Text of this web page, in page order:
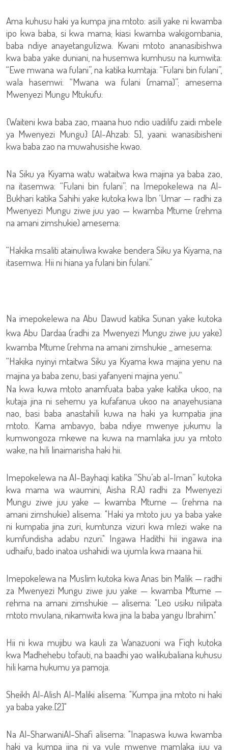
Ama kuhusu haki ya kumpa jina mtoto: asili yake ni kwamba
ipo kwa baba, si kwa mama; kiasi kwamba wakigombania,
baba ndiye anayetangulizwa. Kwani mtoto ananasibishwa
kwa baba yake duniani, na husemwa kumhusu na kumwita:
“Ewe mwana wa fulani”, na katika kumtaja: “Fulani bin fulani”,
wala hasemwi: “Mwana wa fulani (mama)”; amesema
Mwenyezi Mungu Mtukufu:
{Waiteni kwa baba zao, maana huo ndio uadilifu zaidi mbele
ya Mwenyezi Mungu} [Al-Ahzab: 5], yaani: wanasibisheni
kwa baba zao na muwahusishe kwao.
Na Siku ya Kiyama watu wataitwa kwa majina ya baba zao,
na itasemwa: “Fulani bin fulani”; na Imepokelewa na Al-
Bukhari katika Sahihi yake kutoka kwa Ibn ‘Umar — radhi za
Mwenyezi Mungu ziwe juu yao — kwamba Mtume (rehma
na amani zimshukie) amesema:
“Hakika msaliti atainuliwa kwake bendera Siku ya Kiyama, na
itasemwa: Hii ni hiana ya fulani bin fulani.”
Na imepokelewa na Abu Dawud katika Sunan yake kutoka
kwa Abu Dardaa (radhi za Mwenyezi Mungu ziwe juu yake)
kwamba Mtume (rehma na amani zimshukie _ amesema:
“Hakika nyinyi mtaitwa Siku ya Kiyama kwa majina yenu na
majina ya baba zenu, basi yafanyeni majina yenu.”
Na kwa kuwa mtoto anamfuata baba yake katika ukoo, na
kutaja jina ni sehemu ya kufafanua ukoo na anayehusiana
nao, basi baba anastahili kuwa na haki ya kumpatia jina
mtoto. Kama ambavyo, baba ndiye mwenye jukumu la
kumwongoza mkewe na kuwa na mamlaka juu ya mtoto
wake, na hili linaimarisha haki hii.
Imepokelewa na Al-Bayhaqi katika “Shu’ab al-Iman” kutoka
kwa mama wa waumini, Aisha R.A) radhi za Mwenyezi
Mungu ziwe juu yake — kwamba Mtume — (rehma na
amani zimshukie) alisema: "Haki ya mtoto juu ya baba yake
ni kumpatia jina zuri, kumtunza vizuri kwa mlezi wake na
kumfundisha adabu nzuri." Ingawa Hadithi hii ingawa ina
udhaifu, bado inatoa ushahidi wa ujumla kwa maana hii.
Imepokelewa na Muslim kutoka kwa Anas bin Malik — radhi
za Mwenyezi Mungu ziwe juu yake — kwamba Mtume —
rehma na amani zimshukie — alisema: "Leo usiku nilipata
mtoto mvulana, nikamwita kwa jina la baba yangu Ibrahim."
Hii ni kwa mujibu wa kauli za Wanazuoni wa Fiqh kutoka
kwa Madhehebu tofauti, na baadhi yao walikubaliana kuhusu
hili kama hukumu ya pamoja.
Sheikh Al-Alish Al-Maliki alisema: "Kumpa jina mtoto ni haki
ya baba yake.[2]"
Na Al-SharwaniAl-Shafi alisema: "Inapaswa kuwa kwamba
haki ya kumpa jina ni ya yule mwenye mamlaka juu ya